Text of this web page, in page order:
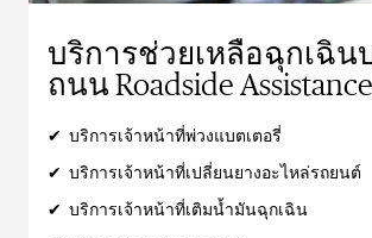
บริการช่วยเหลือฉุกเฉิน
ถนน Roadside Assistance
✔ บริการเจ้าหน้าที่พ่วงแบตเตอรี่
✔ บริการเจ้าหน้าที่เปลี่ยนยางอะไหล่รถยนต์
✔ บริการเจ้าหน้าที่เติมน้ำมันฉุกเฉิน